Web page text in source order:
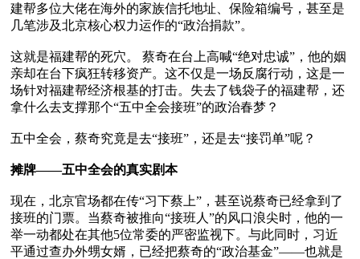
建帮多位大佬在海外的家族信托地址、保险箱编号，甚至是
几笔涉及北京核心权力运作的“政治捐款”。
这就是福建帮的死穴。 蔡奇在台上高喊“绝对忠诚”，他的姻
亲却在台下疯狂转移资产。这不仅是一场反腐行动，这是一
场针对福建帮经济根基的打击。失去了钱袋子的福建帮，还
拿什么去支撑那个“五中全会接班”的政治春梦？
五中全会，蔡奇究竟是去“接班”，还是去“接罚单”呢？
摊牌——五中全会的真实剧本
现在，北京官场都在传“习下蔡上”，甚至说蔡奇已经拿到了
接班的门票。当蔡奇被推向“接班人”的风口浪尖时，他的一
举一动都处在其他5位常委的严密监视下。与此同时，习近
平通过查办外甥女婿，已经把蔡奇的“政治基金”——也就是